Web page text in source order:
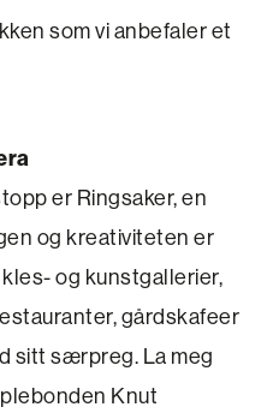
som vi anbefaler et
er Ringsaker, en
og kreativiteten er
og kunstgallerier,
gårdskafeer
sitt særpreg. La meg
Knut